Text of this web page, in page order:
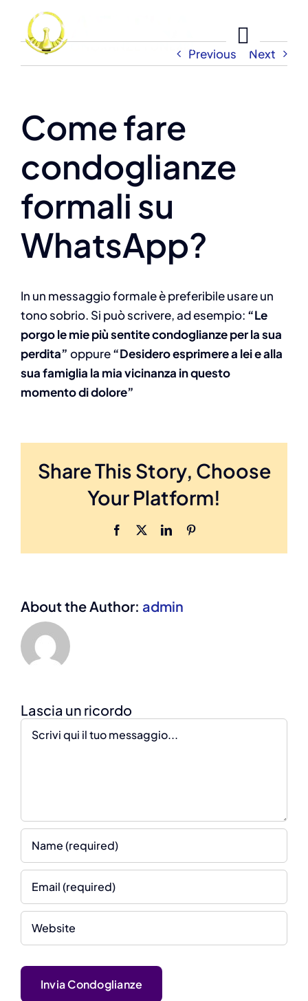
content
Previous Next
Come fare
condoglianze
formali su
WhatsApp?
In un messaggio formale è preferibile usare un
tono sobrio. Si può scrivere, ad esempio: “Le
porgo le mie più sentite condoglianze per la sua
perdita” oppure“Desidero esprimere a lei e alla
sua famiglia la mia vicinanza in questo
momento di dolore”
Share This Story, Choose
Your Platform!
FacebookLinkedIn
About the Author: admin
Comment